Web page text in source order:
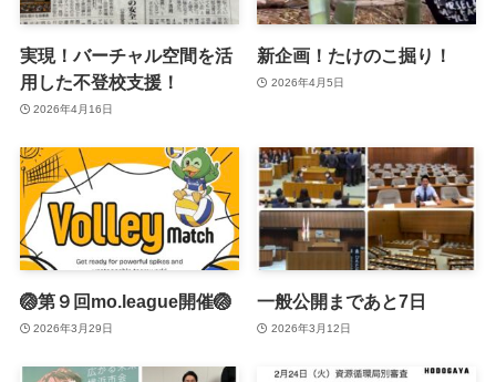
実現！バーチャル空間を活
用した不登校支援！
2026年4月16日
新企画！たけのこ掘り！
2026年4月5日
🏐第９回mo.league開催🏐
2026年3月29日
一般公開まであと7日
2026年3月12日